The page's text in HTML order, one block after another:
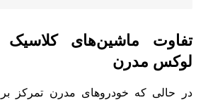
تفاوت ماشین‌های کلاسیک
لوکس مدرن
در حالی که خودروهای مدرن تمرکز بر